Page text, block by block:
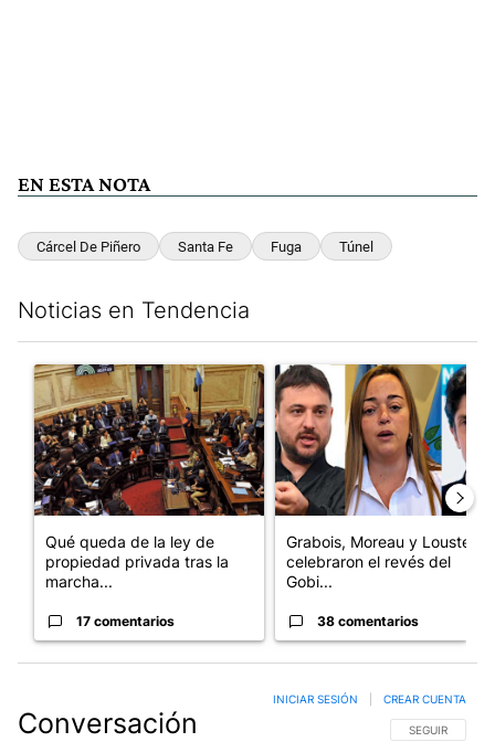
EN ESTA NOTA
Cárcel De Piñero Santa Fe Fuga Túnel
Noticias en Tendencia
Un artículo de tendencia con el título "Qué queda de la ley de
Qué queda de la ley de
propiedad privada tras la
marcha...
17 comentarios
Un artículo de tendencia con
Grabois, Moreau y Lousteau
celebraron el revés del
Gobi...
38 comentarios
Conversación SIGA ESTA
SEGUIR
INICIAR SESIÓN CREAR CUENTA